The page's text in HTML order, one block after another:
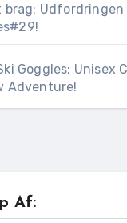
brag:
Goggles: Unisex
Adventure!
Af: